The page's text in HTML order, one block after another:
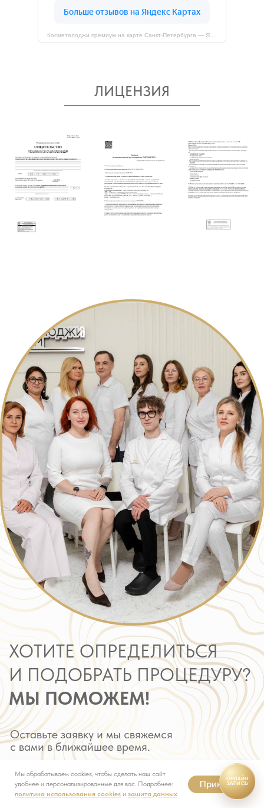
ОНЛАЙН
ЗАПИСЬ
ЛИЦЕНЗИЯ
Мы обрабатываем cookies, чтобы сделать наш сайт
удобнее и персонализированные для вас. Подробнее:
политика использования cookies и защита данных
Принять